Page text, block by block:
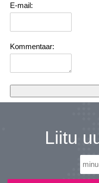
E-mail:
Kommentaar:
Liitu